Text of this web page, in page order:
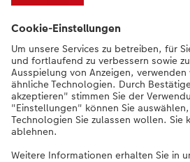
Service
Unternehmen